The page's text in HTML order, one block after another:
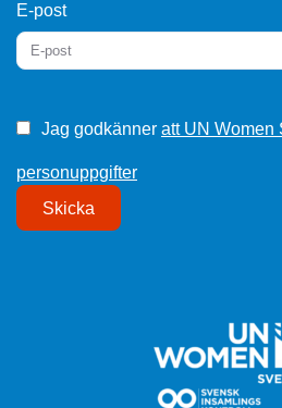
E-post
Jag godkänner att UN Women
personuppgifter
Skicka